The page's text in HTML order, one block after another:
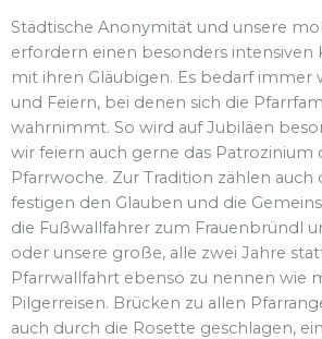
Städtische Anonymität und unsere
erfordern einen besonders intensiven
mit ihren Gläubigen. Es bedarf immer
und Feiern, bei denen sich die
wahrnimmt. So wird auf Jubiläen
wir feiern auch gerne das Patrozinium
Pfarrwoche. Zur Tradition zählen auch
festigen den Glauben und die
die Fußwallfahrer zum Frauenbründl
oder unsere große, alle zwei Jahre
Pfarrwallfahrt ebenso zu nennen wie
Pilgerreisen. Brücken zu allen
auch durch die Rosette geschlagen,